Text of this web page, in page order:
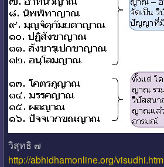
วิสุทธิ ๗
http://abhidhamonline.org/visudhi.htm